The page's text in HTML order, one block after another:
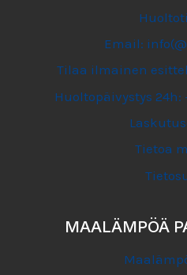
Email:
Tilaa ilmainen
Huoltopäivystys 24h:
Tietoa
MAALÄMPÖÄ